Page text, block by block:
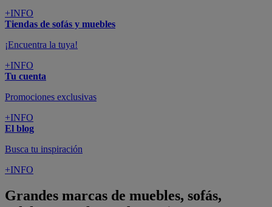
+INFO
Tiendas de sofás y muebles
¡Encuentra la tuya!
+INFO
Tu cuenta
Promociones exclusivas
+INFO
El blog
Busca tu inspiración
+INFO
Grandes marcas de muebles, sofás,